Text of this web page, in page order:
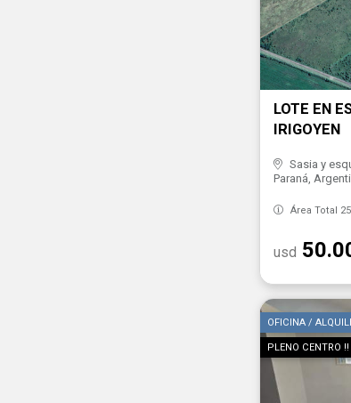
LOTE EN
IRIGOYEN
Sasia y
Paraná,
Área Total
usd
OFICINA /
PLENO CENTRO !!